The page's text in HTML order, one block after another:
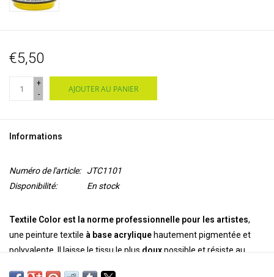
€5,50
+
-
AJOUTER AU PANIER
Informations
Numéro de l'article:
JTC1101
Disponibilité:
En stock
Textile Color est la norme professionnelle pour les artistes,
une peinture textile à base acrylique hautement pigmentée et
polyvalente. Il laisse le tissu le plus douxpossible et résiste au